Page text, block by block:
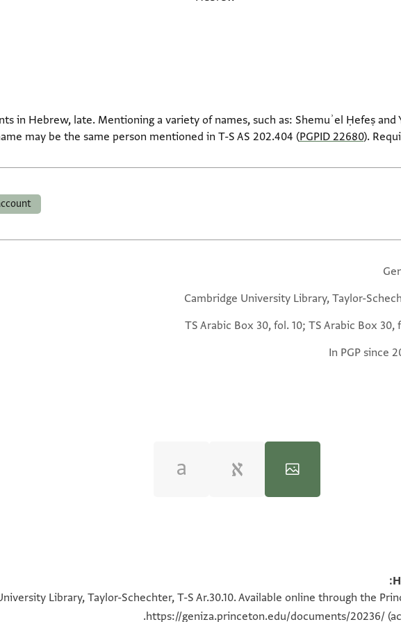
in Hebrew, late. Mentioning a variety of names, such as: Shemuʾel Ḥefeṣ
may be the same person mentioned in T-S AS 202.404 (PGPID 22680).
Cambridge University Library, Taylor-
TS Arabic Box 30, fol. 10; TS Arabic Box 30,
In PGP since
100%
100%
Library, Taylor-Schechter, T-S Ar.30.10. Available online through the
https://geniza.princeton.edu/documents/20236/